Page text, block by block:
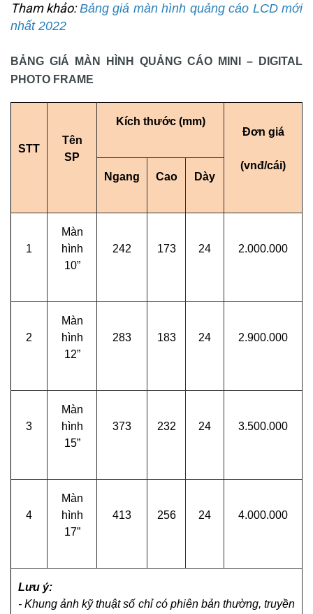
Tham khảo:Bảng giá màn hình quảng cáo LCD mới
nhất 2022
BẢNG GIÁ MÀN HÌNH QUẢNG CÁO MINI – DIGITAL
PHOTO FRAME
STT
Tên
SP
Kích thước (mm)
Đơn giá
(vnđ/cái)
Ngang
Cao Dày
1
Màn
hình
10”
242 173 24 2.000.000
2
Màn
hình
12”
283 183 24 2.900.000
3
Màn
hình
15”
373 232 24 3.500.000
4
Màn
hình
17”
413 256 24 4.000.000
Lưu ý:
- Khung ảnh kỹ thuật số chỉ có phiên bản thường, truyền